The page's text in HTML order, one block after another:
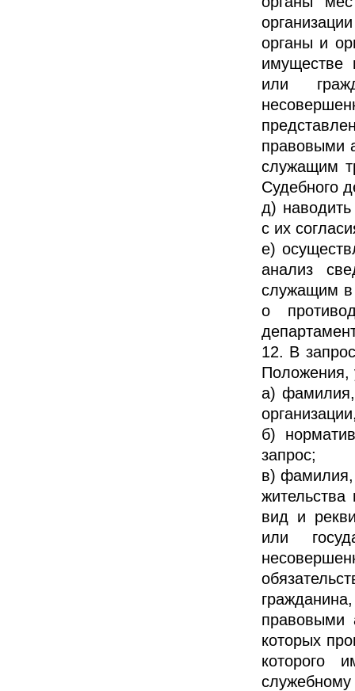
органы и
имуществе
или
правовыми
служащим
Судебного
д)
с их
е)
анализ
служащим в
о
12. В
Положения,
а) фамилия,
б)
запрос;
в) фамилия,
вид и
или
правовыми
которых
которого